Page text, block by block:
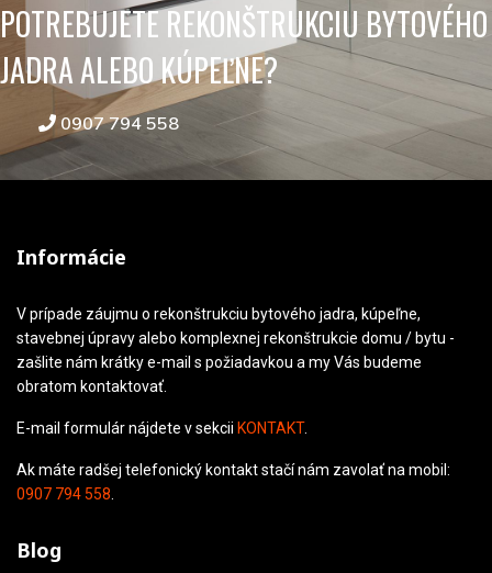
POTREBUJETE REKONŠTRUKCIU BYTOVÉHO
JADRA ALEBO KÚPEĽNE?
0907 794 558
Informácie
V prípade záujmu o rekonštrukciu bytového jadra, kúpeľne,
stavebnej úpravy alebo komplexnej rekonštrukcie domu / bytu -
zašlite nám krátky e-mail s požiadavkou a my Vás budeme
obratom kontaktovať.
E-mail formulár nájdete v sekcii KONTAKT.
Ak máte radšej telefonický kontakt stačí nám zavolať na mobil:
0907 794 558
Blog